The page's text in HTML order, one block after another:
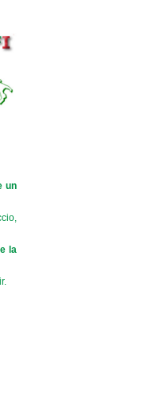
un
la